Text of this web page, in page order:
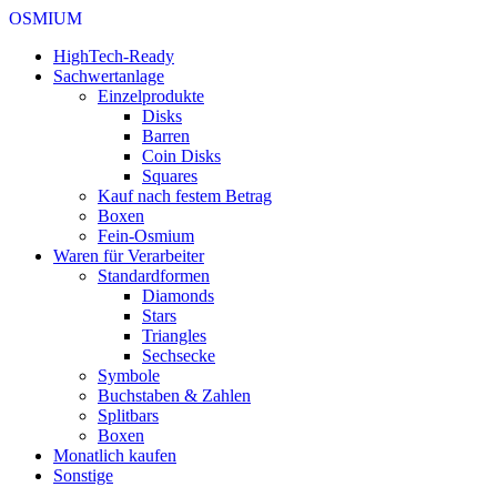
OSMIUM
HighTech-Ready
Sachwertanlage
Einzelprodukte
Disks
Barren
Coin Disks
Squares
Kauf nach festem Betrag
Boxen
Fein-Osmium
Waren für Verarbeiter
Standardformen
Diamonds
Stars
Triangles
Sechsecke
Symbole
Buchstaben & Zahlen
Splitbars
Boxen
Monatlich kaufen
Sonstige